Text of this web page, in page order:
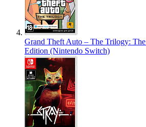
Grand Theft Auto – The Trilogy:
Edition (Nintendo Switch)